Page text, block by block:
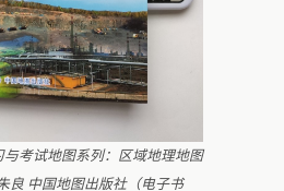
考试地图系列：区域地理地图
良 中国地图出版社（电子书